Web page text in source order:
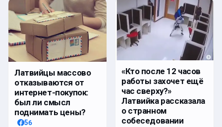
Латвийцы массово
отказываются от
интернет-покупок:
был ли смысл
поднимать цены?
56
«Кто после 12 часов
работы захочет ещё
час сверху?»
Латвийка рассказала
о странном
собеседовании